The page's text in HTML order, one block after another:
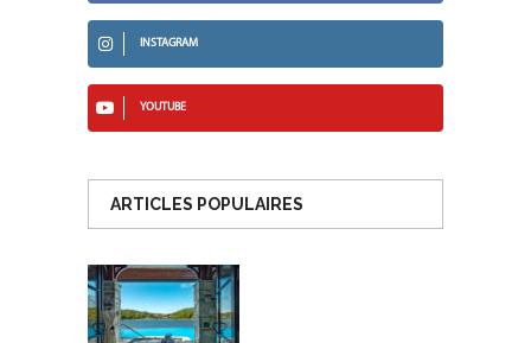
INSTAGRAM
YOUTUBE
ARTICLES POPULAIRES